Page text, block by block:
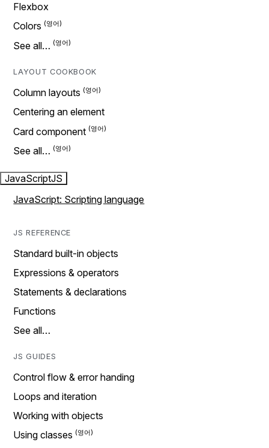
Flexbox
Colors
See all…
LAYOUT COOKBOOK
Column layouts
Centering an element
Card component
See all…
JavaScriptJS
JavaScript: Scripting language
JS REFERENCE
Standard built-in objects
Expressions & operators
Statements & declarations
Functions
See all…
JS GUIDES
Control flow & error handing
Loops and iteration
Working with objects
Using classes